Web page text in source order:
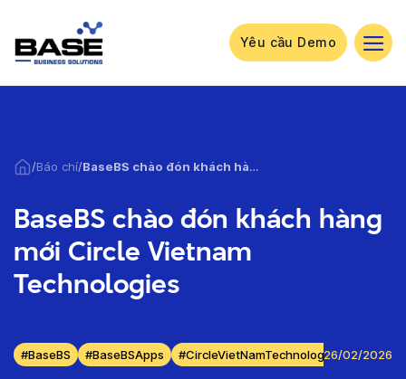
nội
dung
Yêu cầu Demo
/Báo chí/ BaseBS chào đón khách hàng mới Circle Vietnam Technologies
BaseBS chào đón khách hàng
mới Circle Vietnam
Technologies
#BaseBS #BaseBSApps #CircleVietNamTechnologies26/02/2026